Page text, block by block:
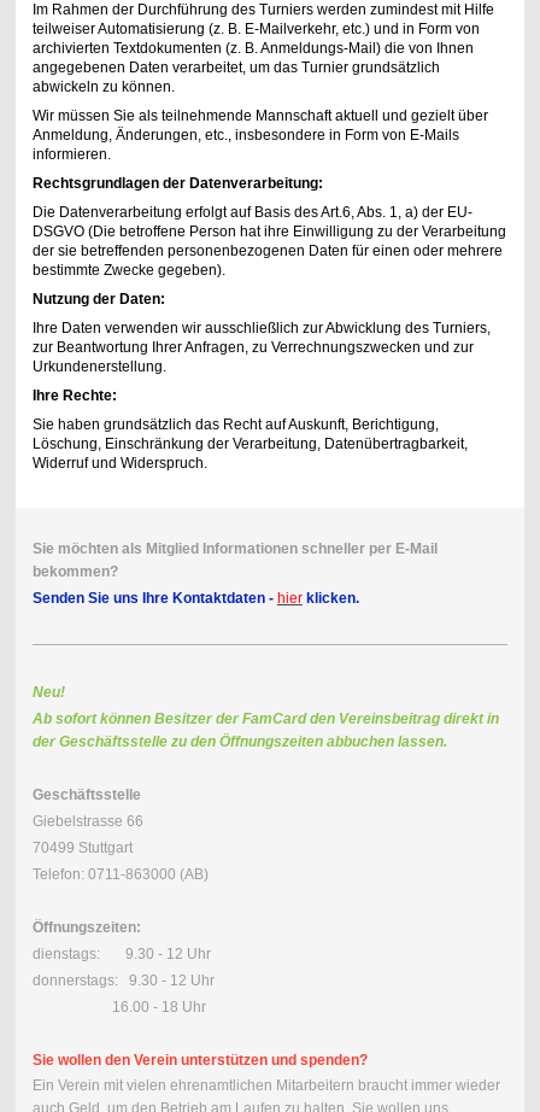
Im Rahmen der Durchführung des Turniers werden zumindest mit Hilfe
teilweiser Automatisierung (z. B. E-Mailverkehr, etc.) und in Form von
archivierten Textdokumenten (z. B. Anmeldungs-Mail) die von Ihnen
angegebenen Daten verarbeitet, um das Turnier grundsätzlich
abwickeln zu können.
Wir müssen Sie als teilnehmende Mannschaft aktuell und gezielt über
Anmeldung, Änderungen, etc., insbesondere in Form von E-Mails
informieren.
Rechtsgrundlagen der Datenverarbeitung:
Die Datenverarbeitung erfolgt auf Basis des Art.6, Abs. 1, a) der EU-
DSGVO (Die betroffene Person hat ihre Einwilligung zu der Verarbeitung
der sie betreffenden personenbezogenen Daten für einen oder mehrere
bestimmte Zwecke gegeben).
Nutzung der Daten:
Ihre Daten verwenden wir ausschließlich zur Abwicklung des Turniers,
zur Beantwortung Ihrer Anfragen, zu Verrechnungszwecken und zur
Urkundenerstellung.
Ihre Rechte:
Sie haben grundsätzlich das Recht auf Auskunft, Berichtigung,
Löschung, Einschränkung der Verarbeitung, Datenübertragbarkeit,
Widerruf und Widerspruch.
Sie möchten als Mitglied Informationen schneller per E-Mail
bekommen?
Senden Sie uns Ihre Kontaktdaten - hierklicken.
Neu!
Ab sofort können Besitzer der FamCard den Vereinsbeitrag direkt in
der Geschäftsstelle zu den Öffnungszeiten abbuchen lassen.
Geschäftsstelle
Giebelstrasse 66
70499 Stuttgart
Telefon: 0711-863000 (AB)
Öffnungszeiten:
dienstags: 9.30 - 12 Uhr
donnerstags: 9.30 - 12 Uhr
16.00 - 18 Uhr
Sie wollen den Verein unterstützen und spenden?
Ein Verein mit vielen ehrenamtlichen Mitarbeitern braucht immer wieder
auch Geld, um den Betrieb am Laufen zu halten. Sie wollen uns